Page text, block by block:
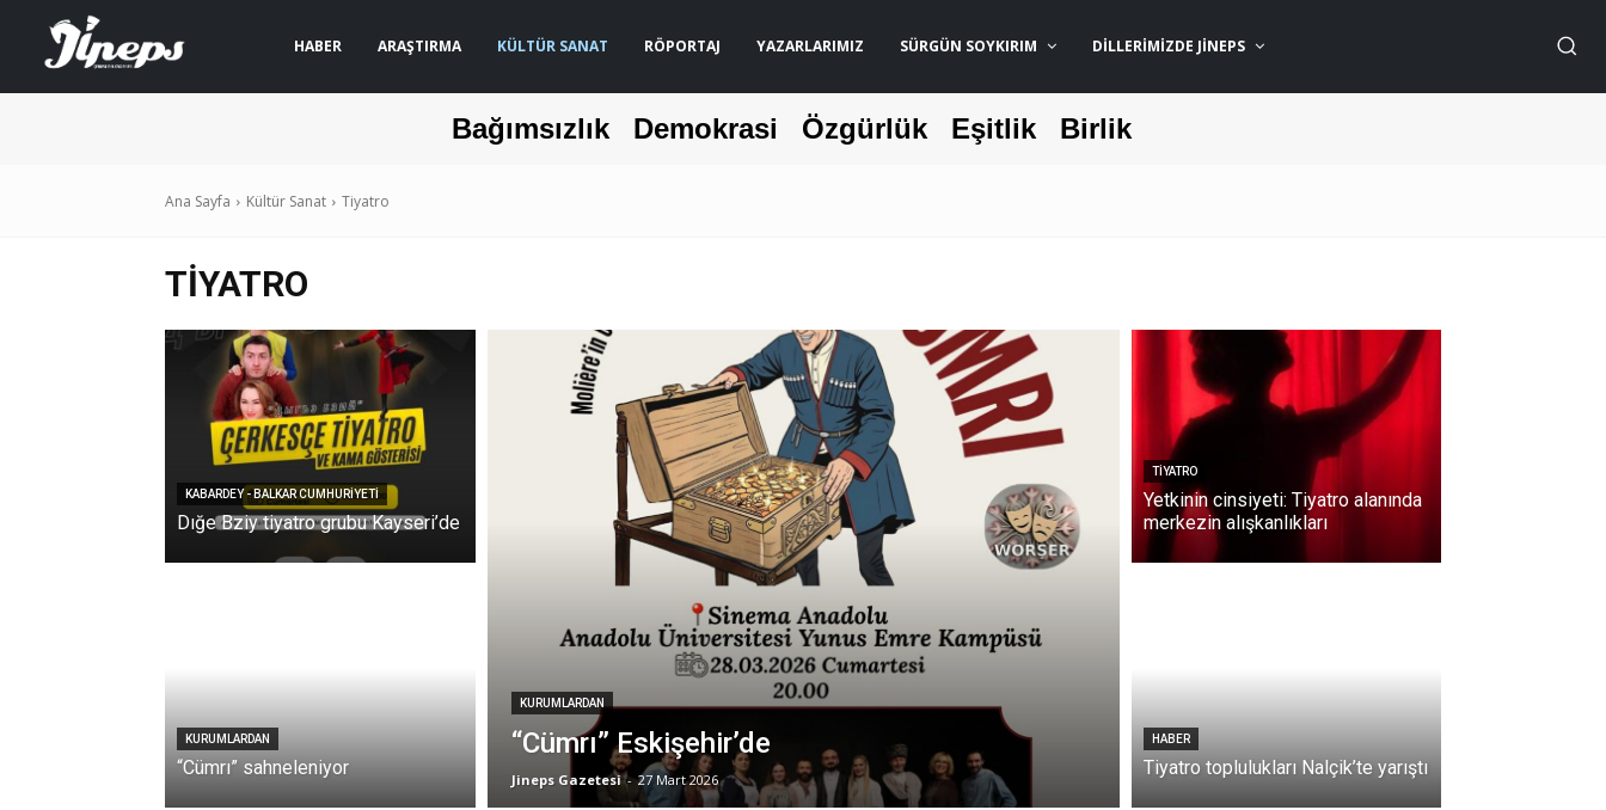
HABER ARAŞTIRMA KÜLTÜR SANAT RÖPORTAJ YAZARLARIMIZ SÜRGÜN SOYKIRIM DILLERIMIZDE JİNEPS
Bağımsızlık Demokrasi Özgürlük Eşitlik Birlik
Ana Sayfa Kültür Sanat Tiyatro
TIYATRO
KABARDEY - BALKAR CUMHURIYETI
Dığe Bziy tiyatro grubu Kayseri’de
KURUMLARDAN
“Cümrı” sahneleniyor
KURUMLARDAN
“Cümrı” Eskişehir’de
Jineps Gazetesi - 27 Mart 2026
TIYATRO
Yetkinin cinsiyeti: Tiyatro alanında
merkezin alışkanlıkları
HABER
Tiyatro toplulukları Nalçik’te yarıştı